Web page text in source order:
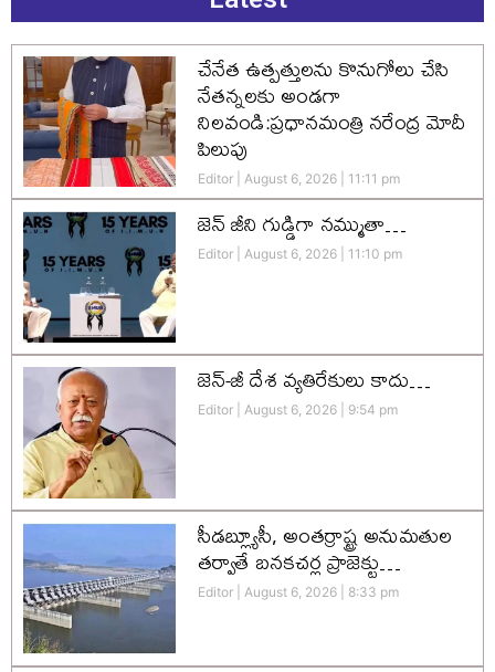
చేనేత ఉత్పత్తులను కొనుగోలు చేసి
నేతన్నలకు అండగా
నిలవండి:ప్రధానమంత్రి నరేంద్ర మోదీ
పిలుపు
Editor August 6, 2026 11:11 pm
జెన్‌ జీని గుడ్డిగా నమ్ముతా…
Editor August 6, 2026 11:10 pm
జెన్-జీ దేశ వ్యతిరేకులు కాదు…
Editor August 6, 2026 9:54 pm
సీడబ్ల్యూసీ, అంతర్రాష్ట్ర అనుమతుల
తర్వాతే బనకచర్ల ప్రాజెక్టు…
Editor August 6, 2026 8:33 pm